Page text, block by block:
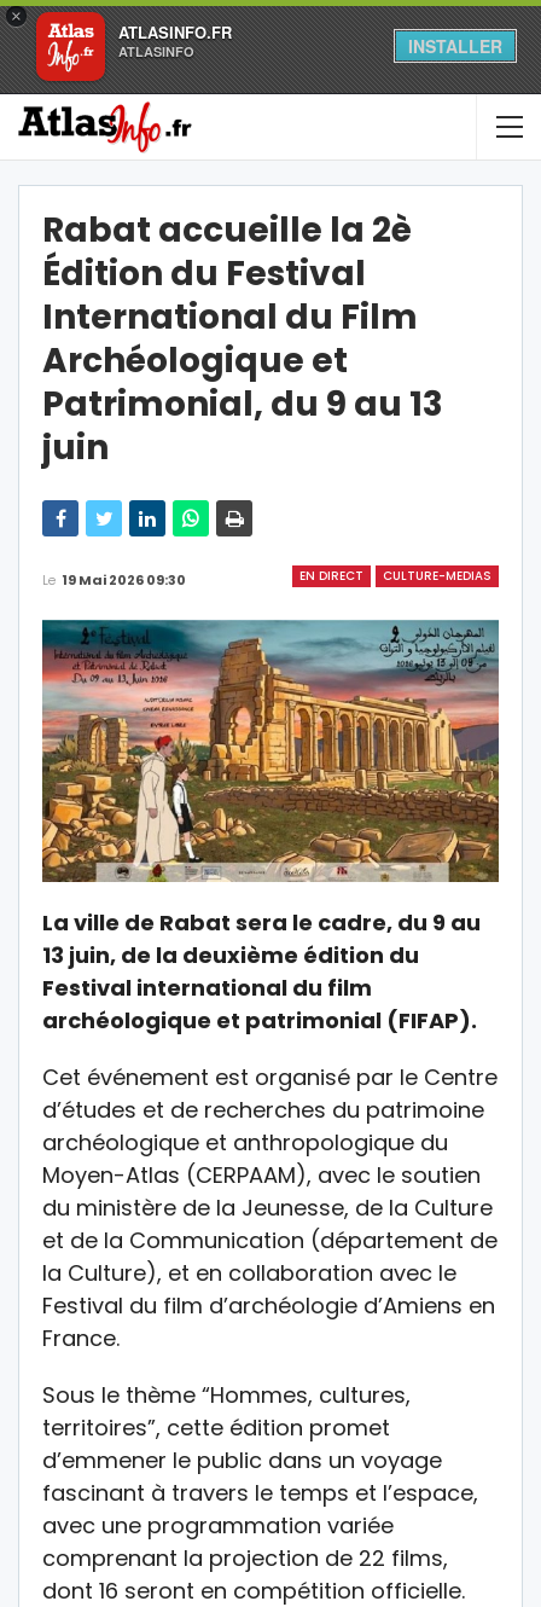
×
ATLASINFO.FR
ATLASINFO INSTALLER
Rabat accueille la 2è
Édition du Festival
International du Film
Archéologique et
Patrimonial, du 9 au 13
juin
EN DIRECT CULTURE-MEDIAS
Le 19 Mai 2026 09:30
La ville de Rabat sera le cadre, du 9 au
13 juin, de la deuxième édition du
Festival international du film
archéologique et patrimonial (FIFAP).
Cet événement est organisé par le Centre
d’études et de recherches du patrimoine
archéologique et anthropologique du
Moyen-Atlas (CERPAAM), avec le soutien
du ministère de la Jeunesse, de la Culture
et de la Communication (département de
la Culture), et en collaboration avec le
Festival du film d’archéologie d’Amiens en
France.
Sous le thème “Hommes, cultures,
territoires”, cette édition promet
d’emmener le public dans un voyage
fascinant à travers le temps et l’espace,
avec une programmation variée
comprenant la projection de 22 films,
dont 16 seront en compétition officielle.